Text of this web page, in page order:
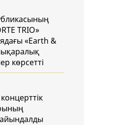
TRIO»
«Earth &
көрсетті